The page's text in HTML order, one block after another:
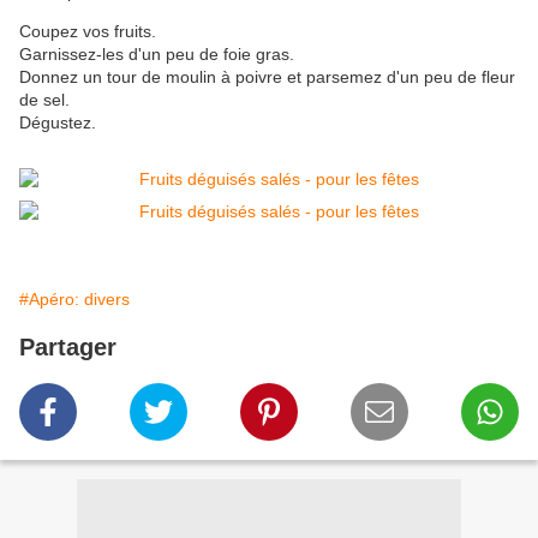
Coupez vos fruits.
Garnissez-les d'un peu de foie gras.
Donnez un tour de moulin à poivre et parsemez d'un peu de fleur
de sel.
Dégustez.
#Apéro: divers
Partager